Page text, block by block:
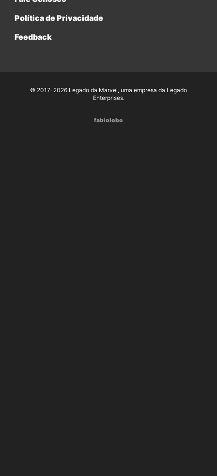
Política de Privacidade
Feedback
© 2017-2026 Legado da Marvel, uma empresa da Legado
Enterprises.
fabiolobo